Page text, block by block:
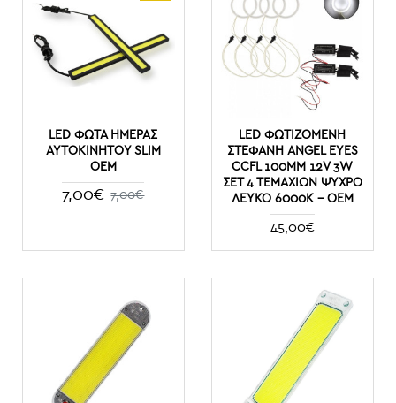
LED ΦΏΤΑ ΗΜΈΡΑΣ
ΑΥΤΟΚΙΝΉΤΟΥ SLIM
ΟΕΜ
7,00€ 7,00€
LED ΦΩΤΙΖΌΜΕΝΗ
ΣΤΕΦΆΝΗ ANGEL EYES
CCFL 100MM 12V 3W
ΣΕΤ 4 ΤΕΜΑΧΊΩΝ ΨΥΧΡΌ
ΛΕΥΚΌ 6000K - OEM
45,00€